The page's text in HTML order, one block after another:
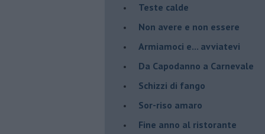
Teste calde
Non avere e non essere
Armiamoci e... avviatevi
Da Capodanno a Carnevale
Schizzi di fango
Sor-riso amaro
Fine anno al ristorante